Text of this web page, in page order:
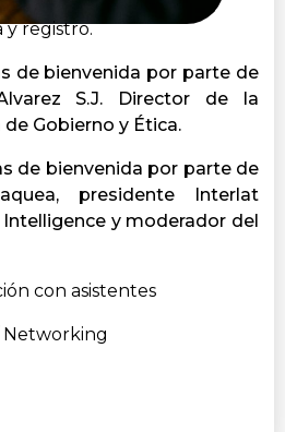
y registro.
de bienvenida por parte de
S.J. Director de la
de Gobierno y Ética.
de bienvenida por parte de
presidente Interlat
y moderador del
con asistentes
Networking